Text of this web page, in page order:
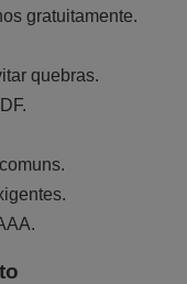
gratuitamente.
quebras.